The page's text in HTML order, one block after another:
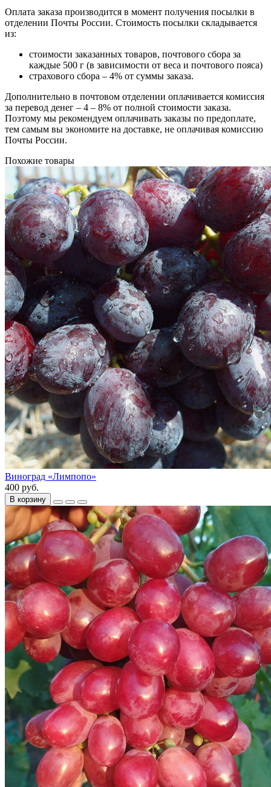
Оплата заказа производится в момент получения посылки в
отделении Почты России. Стоимость посылки складывается
из:
стоимости заказанных товаров, почтового сбора за
каждые 500 г (в зависимости от веса и почтового пояса)
страхового сбора – 4% от суммы заказа.
Дополнительно в почтовом отделении оплачивается комиссия
за перевод денег – 4 – 8% от полной стоимости заказа.
Поэтому мы рекомендуем оплачивать заказы по предоплате,
тем самым вы экономите на доставке, не оплачивая комиссию
Почты России.
Похожие товары
Виноград «Лимпопо»
400 руб.
В корзину